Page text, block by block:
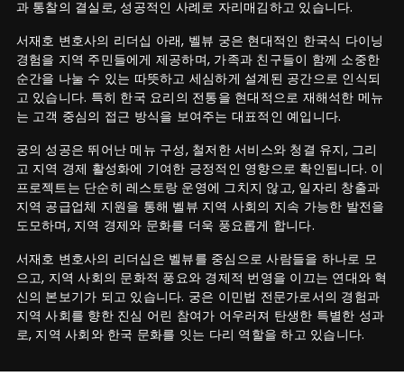
과 통찰의 결실로, 성공적인 사례로 자리매김하고 있습니다.
서재호 변호사의 리더십 아래, 벨뷰 궁은 현대적인 한국식 다이닝
경험을 지역 주민들에게 제공하며, 가족과 친구들이 함께 소중한
순간을 나눌 수 있는 따뜻하고 세심하게 설계된 공간으로 인식되
고 있습니다. 특히 한국 요리의 전통을 현대적으로 재해석한 메뉴
는 고객 중심의 접근 방식을 보여주는 대표적인 예입니다.
궁의 성공은 뛰어난 메뉴 구성, 철저한 서비스와 청결 유지, 그리
고 지역 경제 활성화에 기여한 긍정적인 영향으로 확인됩니다. 이
프로젝트는 단순히 레스토랑 운영에 그치지 않고, 일자리 창출과
지역 공급업체 지원을 통해 벨뷰 지역 사회의 지속 가능한 발전을
도모하며, 지역 경제와 문화를 더욱 풍요롭게 합니다.
서재호 변호사의 리더십은 벨뷰를 중심으로 사람들을 하나로 모
으고, 지역 사회의 문화적 풍요와 경제적 번영을 이끄는 연대와 혁
신의 본보기가 되고 있습니다. 궁은 이민법 전문가로서의 경험과
지역 사회를 향한 진심 어린 참여가 어우러져 탄생한 특별한 성과
로, 지역 사회와 한국 문화를 잇는 다리 역할을 하고 있습니다.